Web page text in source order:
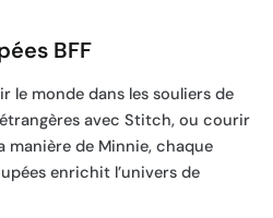
BFF
le monde dans les souliers de
avec Stitch, ou courir
manière de Minnie, chaque
enrichit l’univers de